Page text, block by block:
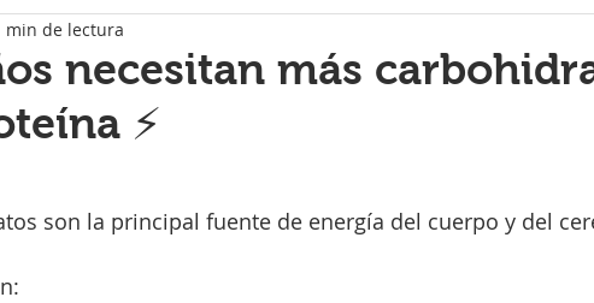
necesitan más
⚡️
min de lectura
de 5 estrellas.
son la principal fuente de energía del cuerpo y del